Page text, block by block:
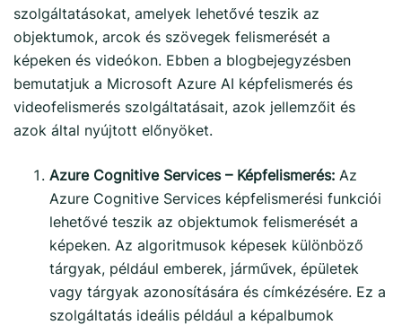
szolgáltatásokat, amelyek lehetővé teszik az
objektumok, arcok és szövegek felismerését a
képeken és videókon. Ebben a blogbejegyzésben
bemutatjuk a Microsoft Azure AI képfelismerés és
videofelismerés szolgáltatásait, azok jellemzőit és
azok által nyújtott előnyöket.
Azure Cognitive Services – Képfelismerés: Az
Azure Cognitive Services képfelismerési funkciói
lehetővé teszik az objektumok felismerését a
képeken. Az algoritmusok képesek különböző
tárgyak, például emberek, járművek, épületek
vagy tárgyak azonosítására és címkézésére. Ez a
szolgáltatás ideális például a képalbumok